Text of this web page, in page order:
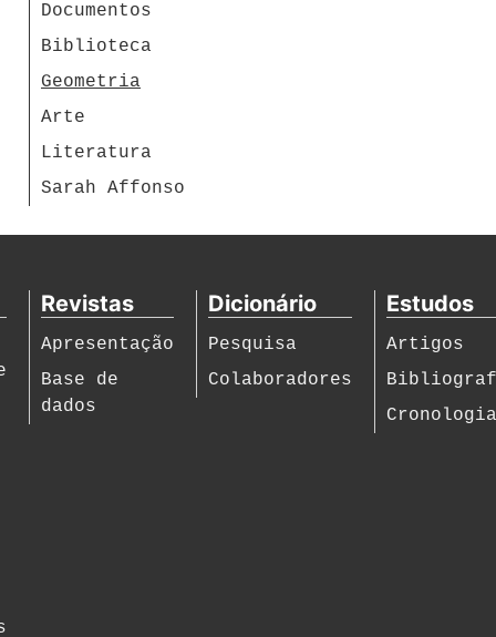
Documentos
Biblioteca
Geometria
Arte
Literatura
Sarah Affonso
Revistas
Apresentação
Base de
dados
Dicionário
Pesquisa
Colaboradores
Estudos
Artigos